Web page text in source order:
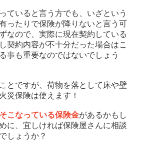
ていると言う方でも、いざという
ったりで保険が降りないと言う可
なので、実際に現在契約している
契約内容が不十分だった場合はこ
事も重要なのではないでしょう
とですが、荷物を落として床や壁
災保険は使えます！
こなっている保険金があるかもし
に、宜しければ保険屋さんに相談
しょうか？